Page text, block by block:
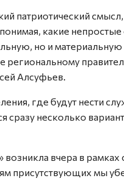
патриотический
какие непростые
но и
региональному
Алсуфьев.
где будут нести
сразу несколько
вчера в рамках
присутствующих мы